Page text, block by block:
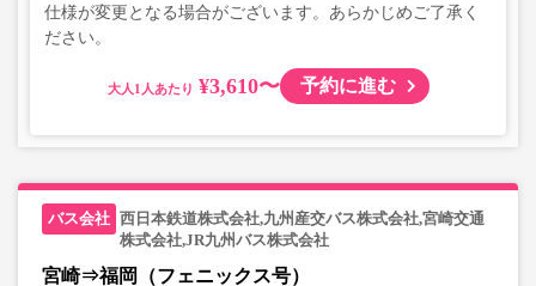
仕様が変更となる場合がございます。あらかじめご了承く
ださい。
大人 ¥3,610〜 予約に進む
西日本鉄道株式会社,九州産交バス株式会社,宮崎交通
株式会社,JR九州バス株式会社
宮崎⇒福岡（フェニックス号）